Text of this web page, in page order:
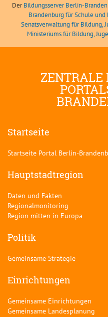
DerBildungsserver Berlin-
Brandenburg für Schule
Senatsverwaltung für Bildung,
Ministeriums für Bildung,
ZENTRALE
Startseite
Startseite Portal Berlin-
Hauptstadtregion
Daten und Fakten
Regionalmonitoring
Region mitten in Europa
Politik
Gemeinsame Strategie
Einrichtungen
Gemeinsame Einrichtungen
Gemeinsame Landesplanung